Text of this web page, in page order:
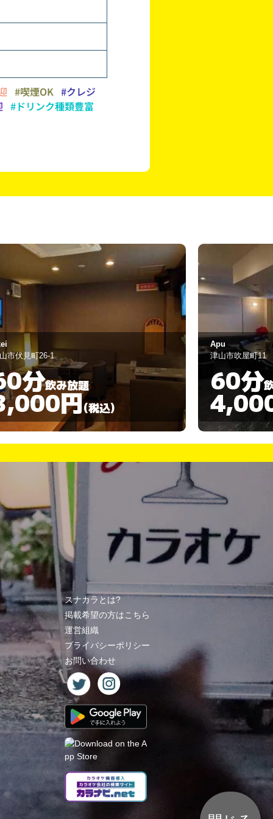
#喫煙OK #クレジ
#ドリンク種類豊富
市吹屋町11
分飲み放題
円(税込)
Ai
津山市元魚町26-
60分
スナカラとは?
掲載希望の方はこちら
運営組織
プライバシーポリシー
お問い合わせ